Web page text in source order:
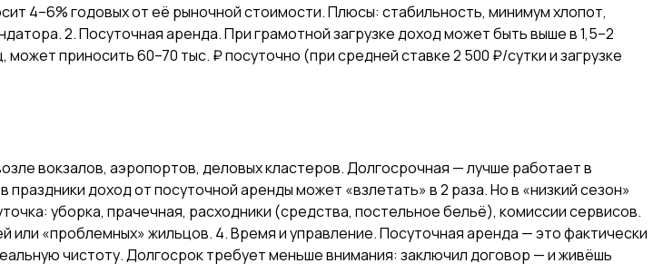
4–6% годовых от её рыночной стоимости. Плюсы: стабильность, минимум хлопот,
2. Посуточная аренда. При грамотной загрузке доход может быть выше в 1,5–2
приносить 60–70 тыс. ₽ посуточно (при средней ставке 2 500 ₽/сутки и загрузке
вокзалов, аэропортов, деловых кластеров. Долгосрочная — лучше работает в
доход от посуточной аренды может «взлетать» в 2 раза. Но в «низкий сезон»
уборка, прачечная, расходники (средства, постельное бельё), комиссии сервисов.
или «проблемных» жильцов. 4. Время и управление. Посуточная аренда — это фактически
чистоту. Долгосрок требует меньше внимания: заключил договор — и живёшь